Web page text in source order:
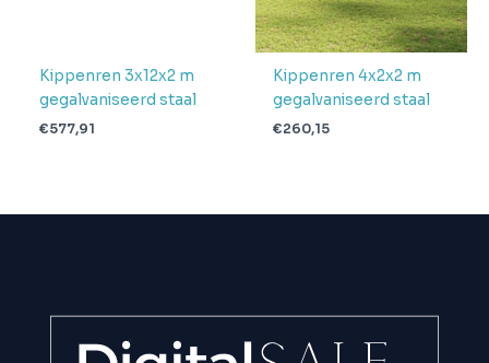
Kippenren 3x12x2 m
gegalvaniseerd staal
€577,91
Kippenren 4x2x2 m
gegalvaniseerd staal
€260,15